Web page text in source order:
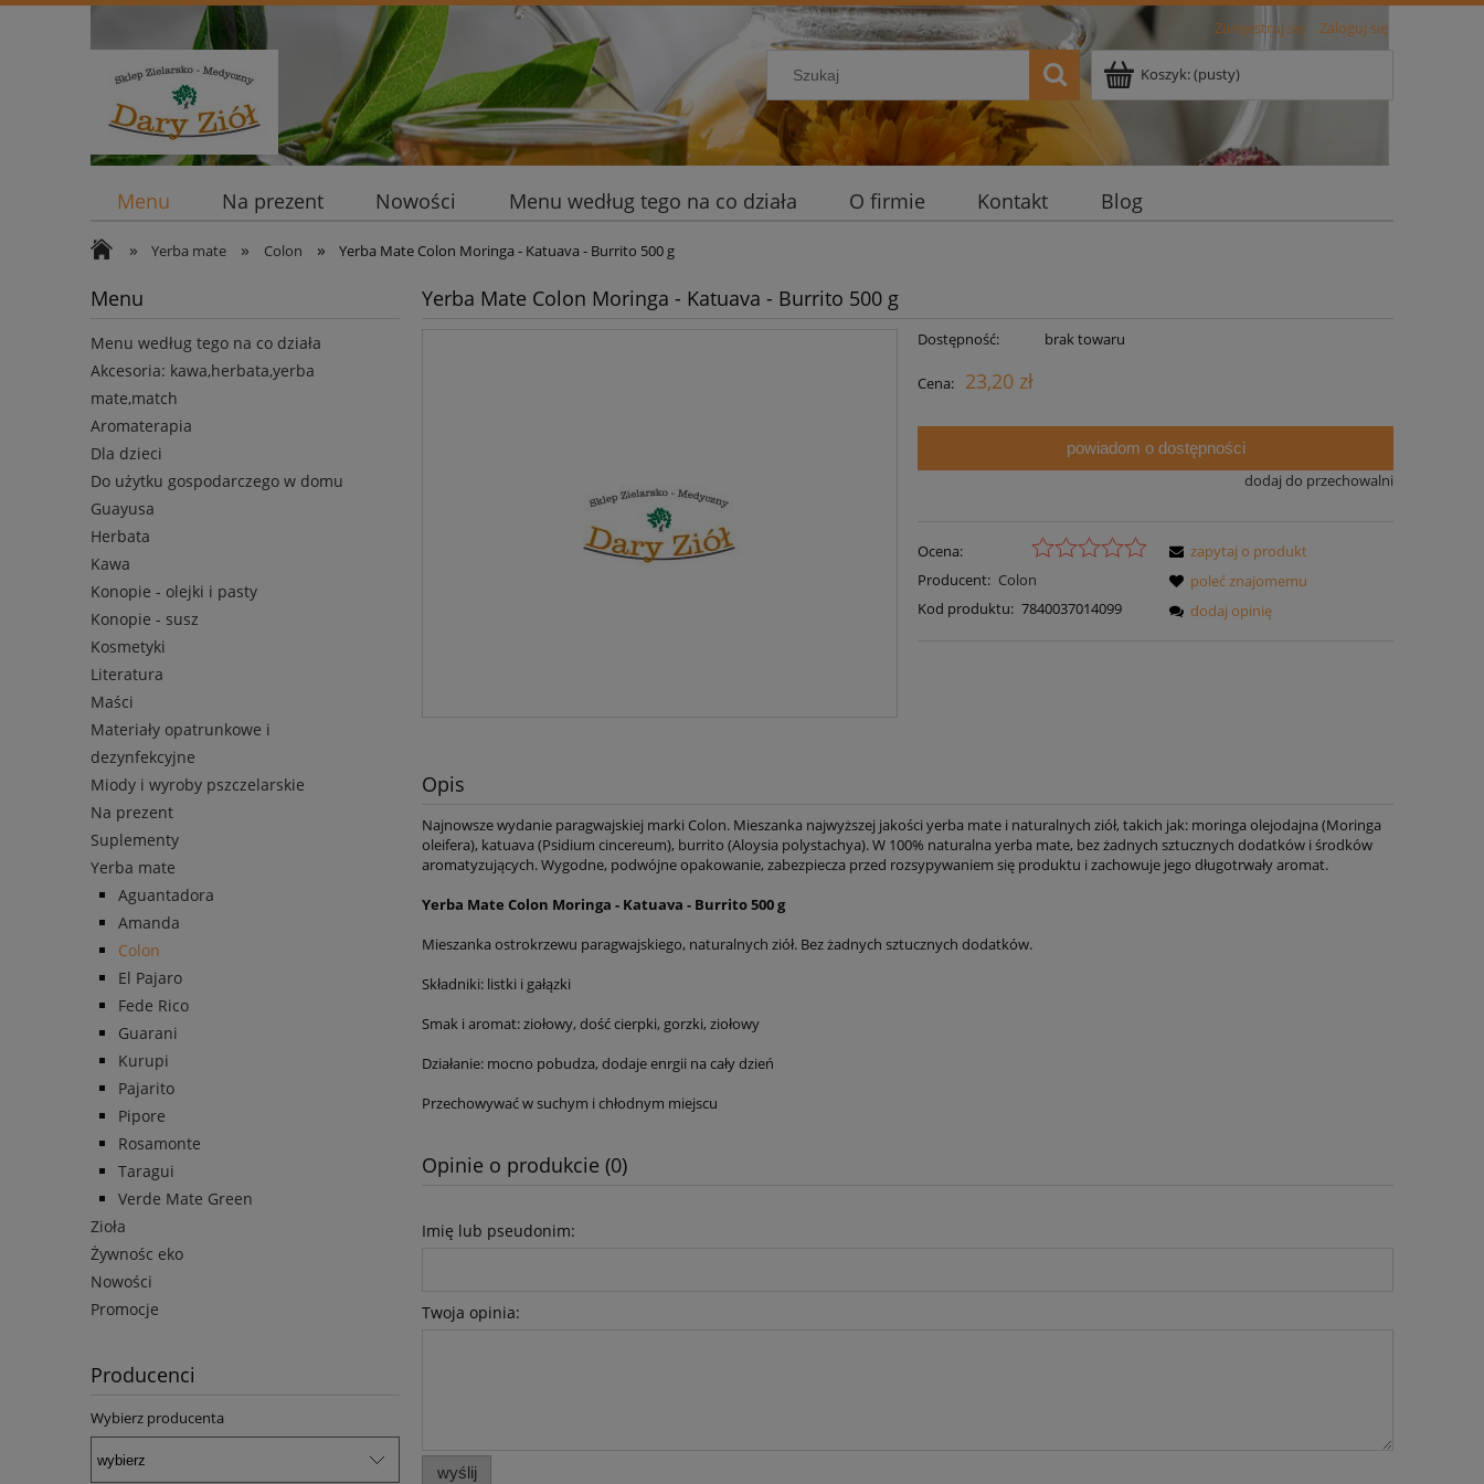
Zarejestruj się Zaloguj się
Koszyk:(pusty)
Menu Na prezent Nowości Menu według tego na co działa O firmie Kontakt Blog
» Yerba mate » Colon » Yerba Mate Colon Moringa - Katuava - Burrito 500 g
Menu
Menu według tego na co działa
Akcesoria: kawa,herbata,yerba
mate,match
Aromaterapia
Dla dzieci
Do użytku gospodarczego w domu
Guayusa
Herbata
Kawa
Konopie - olejki i pasty
Konopie - susz
Kosmetyki
Literatura
Maści
Materiały opatrunkowe i
dezynfekcyjne
Miody i wyroby pszczelarskie
Na prezent
Suplementy
Yerba mate
Aguantadora
Amanda
Colon
El Pajaro
Fede Rico
Guarani
Kurupi
Pajarito
Pipore
Rosamonte
Taragui
Verde Mate Green
Zioła
Żywnośc eko
Nowości
Promocje
Producenci
Wybierz producenta
Yerba Mate Colon Moringa - Katuava - Burrito 500 g
Dostępność: brak towaru
Cena: 23,20 zł
powiadom o dostępności
dodaj do przechowalni
Ocena:
Producent: Colon
Kod produktu: 7840037014099
zapytaj o produkt
poleć znajomemu
dodaj opinię
Opis
Najnowsze wydanie paragwajskiej marki Colon. Mieszanka najwyższej jakości yerba mate i naturalnych ziół, takich jak: moringa olejodajna (Moringa
oleifera), katuava (Psidium cincereum), burrito (Aloysia polystachya). W 100% naturalna yerba mate, bez żadnych sztucznych dodatków i środków
aromatyzujących. Wygodne, podwójne opakowanie, zabezpiecza przed rozsypywaniem się produktu i zachowuje jego długotrwały aromat.
Yerba Mate Colon Moringa - Katuava - Burrito 500 g
Mieszanka ostrokrzewu paragwajskiego, naturalnych ziół. Bez żadnych sztucznych dodatków.
Składniki: listki i gałązki
Smak i aromat: ziołowy, dość cierpki, gorzki, ziołowy
Działanie: mocno pobudza, dodaje enrgii na cały dzień
Przechowywać w suchym i chłodnym miejscu
Opinie o produkcie (0)
Imię lub pseudonim:
Twoja opinia:
wyślij